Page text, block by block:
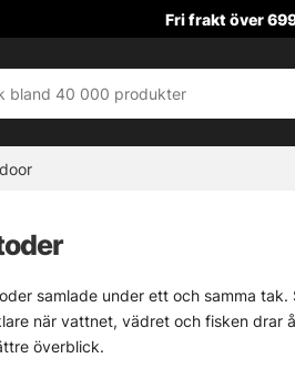
Fri frakt över
samlade under ett och samma
när vattnet, vädret och fisken drar
överblick.